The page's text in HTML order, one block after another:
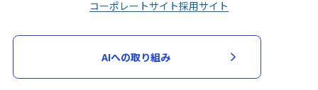
コーポレートサイト採用サイト
AIへの取り組み